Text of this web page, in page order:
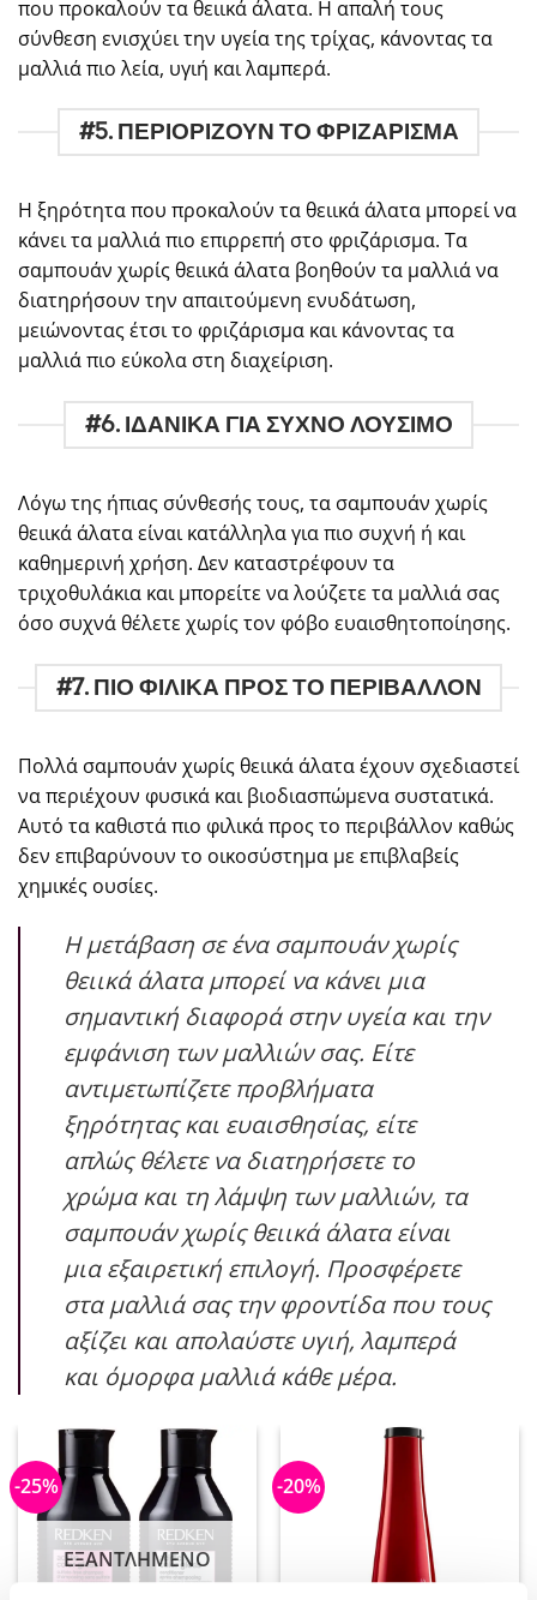
που προκαλούν τα θειικά άλατα. Η απαλή τους
σύνθεση ενισχύει την υγεία της τρίχας, κάνοντας τα
μαλλιά πιο λεία, υγιή και λαμπερά.
#5. ΠΕΡΙΟΡΙΖΟΥΝ ΤΟ ΦΡΙΖΑΡΙΣΜΑ
Η ξηρότητα που προκαλούν τα θειικά άλατα μπορεί να
κάνει τα μαλλιά πιο επιρρεπή στο φριζάρισμα. Τα
σαμπουάν χωρίς θειικά άλατα βοηθούν τα μαλλιά να
διατηρήσουν την απαιτούμενη ενυδάτωση,
μειώνοντας έτσι το φριζάρισμα και κάνοντας τα
μαλλιά πιο εύκολα στη διαχείριση.
#6. ΙΔΑΝΙΚΑ ΓΙΑ ΣΥΧΝΟ ΛΟΥΣΙΜΟ
Λόγω της ήπιας σύνθεσής τους, τα σαμπουάν χωρίς
θειικά άλατα είναι κατάλληλα για πιο συχνή ή και
καθημερινή χρήση. Δεν καταστρέφουν τα
τριχοθυλάκια και μπορείτε να λούζετε τα μαλλιά σας
όσο συχνά θέλετε χωρίς τον φόβο ευαισθητοποίησης.
#7. ΠΙΟ ΦΙΛΙΚΑ ΠΡΟΣ ΤΟ ΠΕΡΙΒΑΛΛΟΝ
Πολλά σαμπουάν χωρίς θειικά άλατα έχουν σχεδιαστεί
να περιέχουν φυσικά και βιοδιασπώμενα συστατικά.
Αυτό τα καθιστά πιο φιλικά προς το περιβάλλον καθώς
δεν επιβαρύνουν το οικοσύστημα με επιβλαβείς
χημικές ουσίες.
Η μετάβαση σε ένα σαμπουάν χωρίς
θειικά άλατα μπορεί να κάνει μια
σημαντική διαφορά στην υγεία και την
εμφάνιση των μαλλιών σας. Είτε
αντιμετωπίζετε προβλήματα
ξηρότητας και ευαισθησίας, είτε
απλώς θέλετε να διατηρήσετε το
χρώμα και τη λάμψη των μαλλιών, τα
σαμπουάν χωρίς θειικά άλατα είναι
μια εξαιρετική επιλογή. Προσφέρετε
στα μαλλιά σας την φροντίδα που τους
αξίζει και απολαύστε υγιή, λαμπερά
και όμορφα μαλλιά κάθε μέρα.
-25%
ΕΞΑΝΤΛΗΜΈΝΟ
-20%